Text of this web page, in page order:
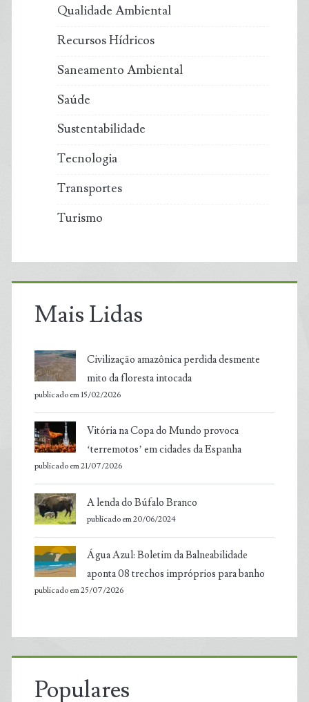
Qualidade Ambiental
Recursos Hídricos
Saneamento Ambiental
Saúde
Sustentabilidade
Tecnologia
Transportes
Turismo
Mais Lidas
Civilização amazônica perdida desmente
mito da floresta intocada
publicado em 15/02/2026
Vitória na Copa do Mundo provoca
‘terremotos’ em cidades da Espanha
publicado em 21/07/2026
A lenda do Búfalo Branco
publicado em 20/06/2024
Água Azul: Boletim da Balneabilidade
aponta 08 trechos impróprios para banho
publicado em 25/07/2026
Populares